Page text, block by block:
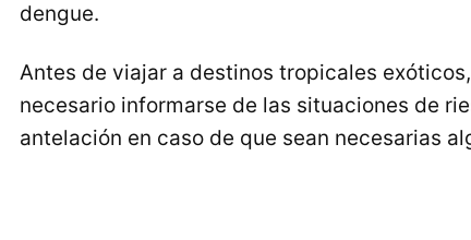
dengue.
Antes de viajar a destinos tropicales
necesario informarse de las situaciones de
antelación en caso de que sean necesarias